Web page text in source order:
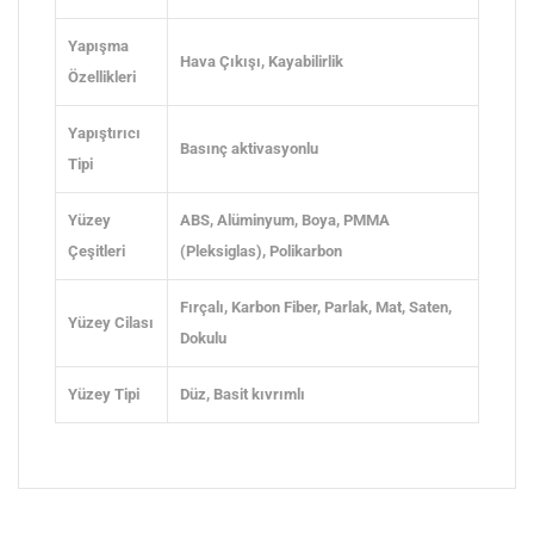
Yapışma
Özellikleri
Hava Çıkışı, Kayabilirlik
Yapıştırıcı
Tipi
Basınç aktivasyonlu
Yüzey
Çeşitleri
ABS, Alüminyum, Boya, PMMA
(Pleksiglas), Polikarbon
Yüzey Cilası
Fırçalı, Karbon Fiber, Parlak, Mat, Saten,
Dokulu
Yüzey Tipi Düz, Basit kıvrımlı